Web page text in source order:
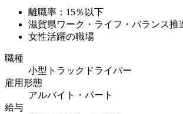
離職率：15％以下
滋賀県ワーク・ライフ・バランス推
女性活躍の職場
職種
小型トラックドライバー
雇用形態
アルバイト・パート
給与